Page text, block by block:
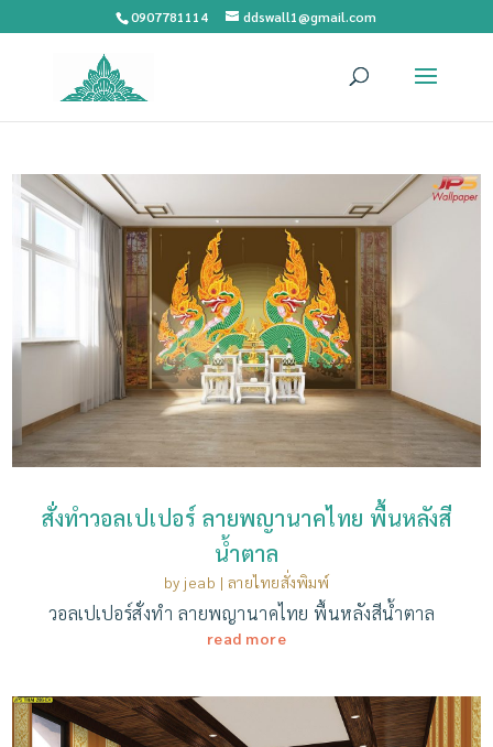
0907781114 ddswall1@gmail.com
สั่งทำวอลเปเปอร์ ลายพญานาคไทย พื้นหลังสี
น้ำตาล
by jeab | ลายไทยสั่งพิมพ์
วอลเปเปอร์สั่งทํา ลายพญานาคไทย พื้นหลังสีน้ำตาล
read more